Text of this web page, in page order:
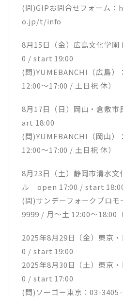
(問)GIPお問合せフォーム
o.jp/t/info
8月15日（金）広島文化学
0 / start 19:00
(問)YUMEBANCHI（広島）
12:00～17:00 / 土日祝 休）
8月17日（日）岡山・倉敷
art 18:00
(問)YUMEBANCHI（岡山）
12:00～17:00 / 土日祝 休）
8月23日（土）静岡市清水文
ル open 17:00 / start
(問)サンデーフォークプロ
9999 / 月～土 12:00～18:00
2025年8月29日（金）東京
0 / start 19:00
2025年8月30日（土）東京
0 / start 17:00
(問)ソーゴー東京：03-